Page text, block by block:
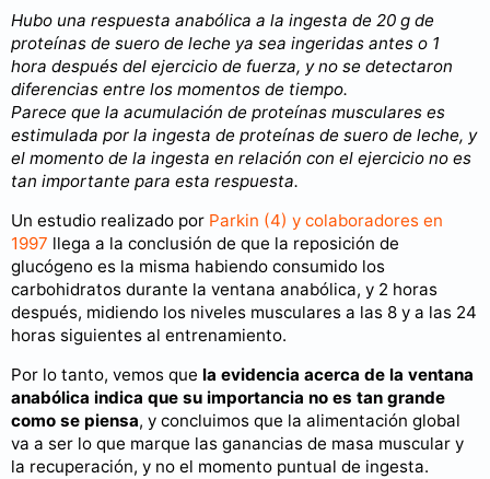
Hubo una respuesta anabólica a la ingesta de 20 g de
proteínas de suero de leche ya sea ingeridas antes o 1
hora después del ejercicio de fuerza, y no se detectaron
diferencias entre los momentos de tiempo.
Parece que la acumulación de proteínas musculares es
estimulada por la ingesta de proteínas de suero de leche, y
el momento de la ingesta en relación con el ejercicio no es
tan importante para esta respuesta.
Un estudio realizado por Parkin (4) y colaboradores en
1997 llega a la conclusión de que la reposición de
glucógeno es la misma habiendo consumido los
carbohidratos durante la ventana anabólica, y 2 horas
después, midiendo los niveles musculares a las 8 y a las 24
horas siguientes al entrenamiento.
Por lo tanto, vemos que la evidencia acerca de la ventana
anabólica indica que su importancia no es tan grande
como se piensa, y concluimos que la alimentación global
va a ser lo que marque las ganancias de masa muscular y
la recuperación, y no el momento puntual de ingesta.